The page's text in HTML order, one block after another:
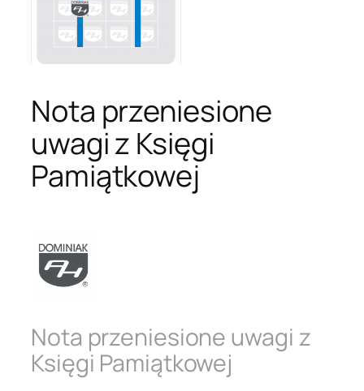
Nota przeniesione
uwagi z Księgi
Pamiątkowej
Nota przeniesione uwagi z
Księgi Pamiątkowej